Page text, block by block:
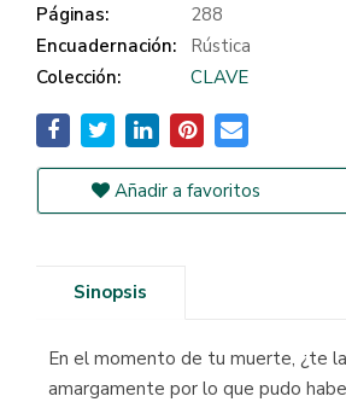
Páginas:
288
Encuadernación:
Rústica
Colección:
CLAVE
Añadir a favoritos
Sinopsis
En el momento de tu muerte, ¿te
amargamente por lo que pudo